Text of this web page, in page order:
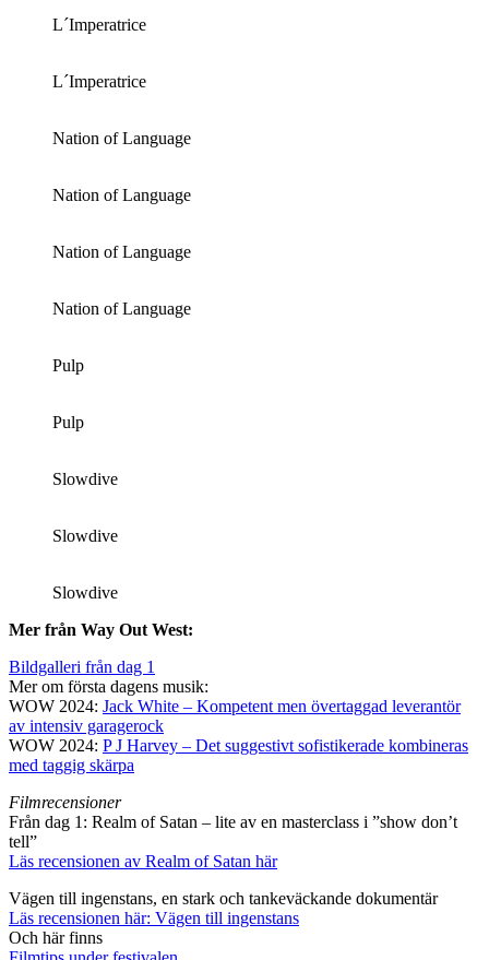
L´Imperatrice
L´Imperatrice
Nation of Language
Nation of Language
Nation of Language
Nation of Language
Pulp
Pulp
Slowdive
Slowdive
Slowdive
Mer från Way Out West:
Bildgalleri från dag 1
Mer om första dagens musik:
WOW 2024: Jack White – Kompetent men övertaggad leverantör
av intensiv garagerock
WOW 2024: P J Harvey – Det suggestivt sofistikerade kombineras
med taggig skärpa
Filmrecensioner
Från dag 1: Realm of Satan – lite av en masterclass i ”show don’t
tell”
Läs recensionen av Realm of Satan här
Vägen till ingenstans, en stark och tankeväckande dokumentär
Läs recensionen här: Vägen till ingenstans
Och här finns